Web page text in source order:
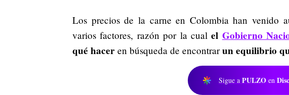
Los precios de la carne en Colombia han venido
varios factores, razón por la cualel Gobierno
qué hacer en búsqueda de encontrarun equilibrio
Sigue a PULZO en